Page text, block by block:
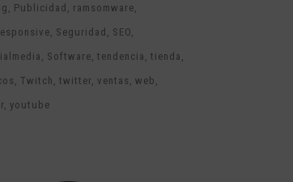
Publicidad
ramsomware
Seguridad
SEO
Software tendencia
tienda
Twitch twitter ventas
web
youtube